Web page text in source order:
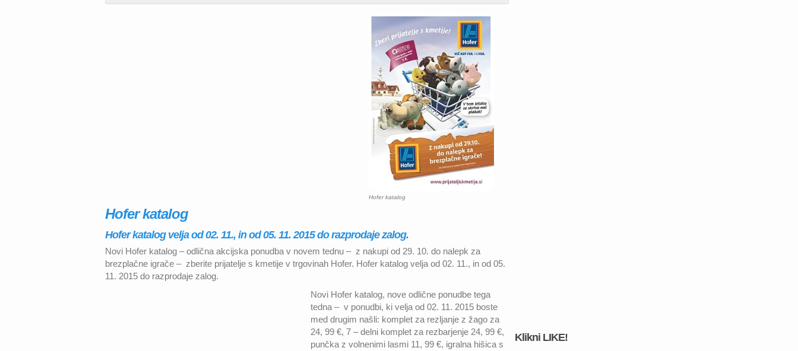
Hofer katalog
Hofer katalog
Hofer katalog velja od 02. 11., in od 05. 11. 2015 do razprodaje zalog.
Novi Hofer katalog – odlična akcijska ponudba v novem tednu – z nakupi od 29. 10. do nalepk za
brezplačne igrače – zberite prijatelje s kmetije v trgovinah Hofer. Hofer katalog velja od 02. 11., in od 05.
11. 2015 do razprodaje zalog.
Novi Hofer katalog, nove odlične ponudbe tega
tedna – v ponudbi, ki velja od 02. 11. 2015 boste
med drugim našli: komplet za rezljanje z žago za
24, 99 €, 7 – delni komplet za rezbarjenje 24, 99 €,
punčka z volnenimi lasmi 11, 99 €, igralna hišica s
Klikni LIKE!